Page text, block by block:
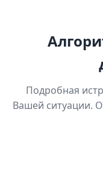
Подробная
Вашей ситуации.